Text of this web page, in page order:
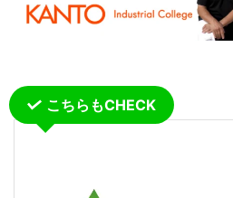
こちらもCHECK